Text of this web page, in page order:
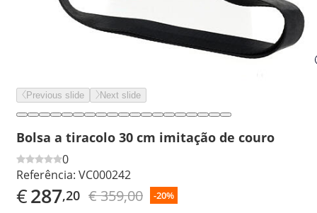
Previous slide Next slide
Bolsa a tiracolo 30 cm imitação de couro
0
Referência: VC000242
€287,20 € 359,00 -20%